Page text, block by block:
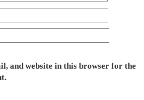
and website in this browser for the